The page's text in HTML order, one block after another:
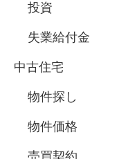
投資
失業給付金
中古住宅
物件探し
物件価格